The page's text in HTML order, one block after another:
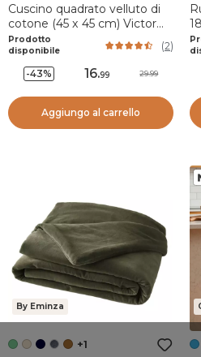
Cuscino quadrato velluto di
cotone (45 x 45 cm) Victor
Cammello
Prodotto
disponibile
(2)
-43% 16.99 29.99
Aggiungo al carrello
By Eminza
+1